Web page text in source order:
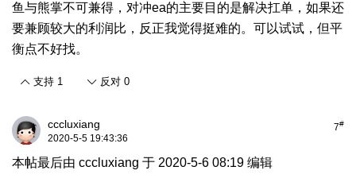
鱼与熊掌不可兼得，对冲ea的主要目的是解决扛单，如果还
要兼顾较大的利润比，反正我觉得挺难的。可以试试，但平
衡点不好找。
支持 1 反对 0
7#
cccluxiang
2020-5-5 19:43:36
本帖最后由 cccluxiang 于 2020-5-6 08:19 编辑